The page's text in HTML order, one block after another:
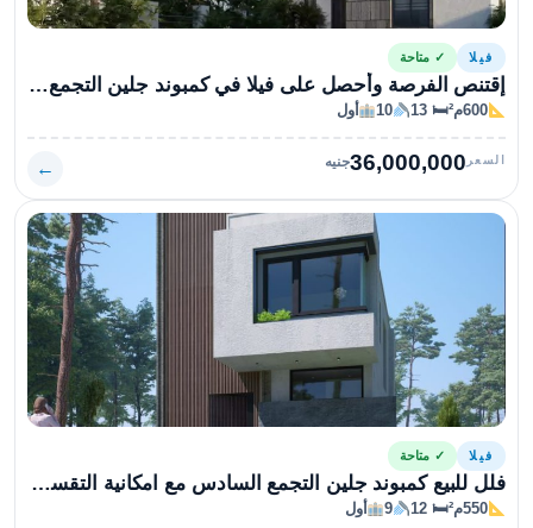
فيلا ✓ متاحة
إقتنص الفرصة وأحصل على فيلا في كمبوند جلين التجمع السادس
600م² 🛏 13
10 أول
السعر 36,000,000جنيه ←
فيلا ✓ متاحة
فلل للبيع كمبوند جلين التجمع السادس مع امكانية التقسيط علي 7 سنوات
550م² 🛏 12
9 أول